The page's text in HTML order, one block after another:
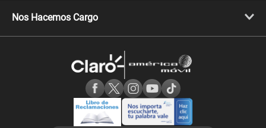
Celulares Motorola
Llamada por llamada
Comprobantes electrónicos
Consulta de IMEI
Nos Hacemos Cargo
Consulta de reclamos
Adquirientes iPhone 6, 6S y SE
Mensaje de Seguridad
Términos y Condiciones de Tienda Claro
Libro de Reclamaciones
Legales de marketplace